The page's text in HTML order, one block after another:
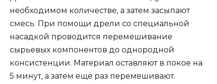
необходимом количестве, а затем засыпают
смесь. При помощи дрели со специальной
насадкой проводится перемешивание
сырьевых компонентов до однородной
консистенции. Материал оставляют в покое на
5 минут, а затем ещё раз перемешивают.